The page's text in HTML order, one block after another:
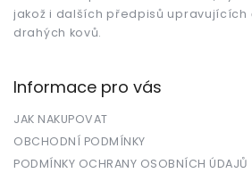
jakož i dalších předpisů upravujících
drahých kovů.
Informace pro vás
JAK NAKUPOVAT
OBCHODNÍ PODMÍNKY
PODMÍNKY OCHRANY OSOBNÍCH ÚDAJŮ